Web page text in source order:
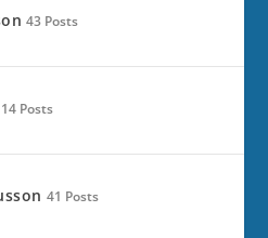
43 Posts
14 Posts
41 Posts